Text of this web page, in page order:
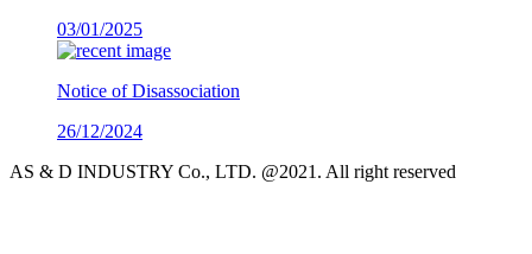
03/01/2025
Notice of Disassociation
26/12/2024
AS & D INDUSTRY Co., LTD. @2021. All right reserved